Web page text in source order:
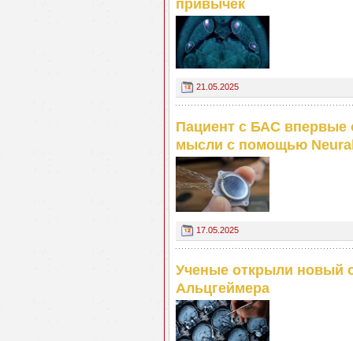
привычек
21.05.2025
Пациент с БАС впервые
мысли с помощью
17.05.2025
Ученые открыли новый
Альцгеймера